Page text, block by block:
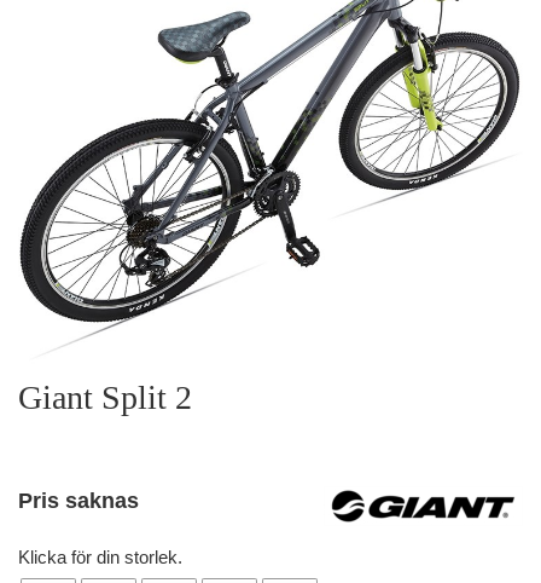
Giant Split 2
Pris saknas
Klicka för din storlek.